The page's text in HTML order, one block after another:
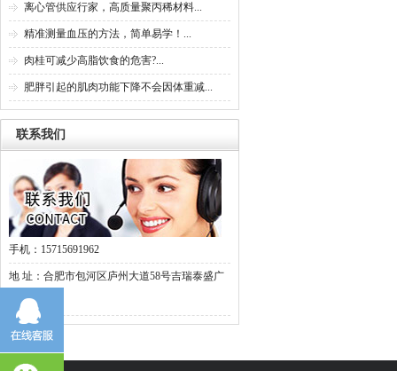
离心管供应行家，高质量聚丙稀材料...
精准测量血压的方法，简单易学！...
肉桂可减少高脂饮食的危害?...
肥胖引起的肌肉功能下降不会因体重减...
联系我们
手机：15715691962
地 址：合肥市包河区庐州大道58号吉瑞泰盛广
场2幢